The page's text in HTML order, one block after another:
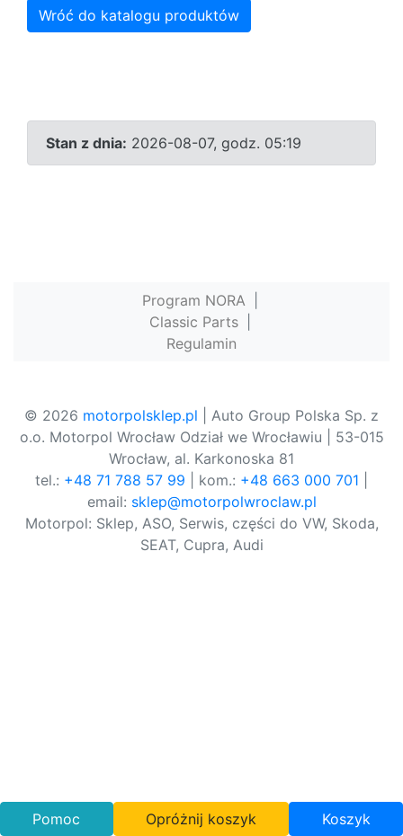
Wróć do katalogu produktów
Stan z dnia: 2026-08-07, godz. 05:19
Program NORA
Classic Parts
Regulamin
© 2026 motorpolsklep.pl | Auto Group Polska Sp. z
o.o. Motorpol Wrocław Odział we Wrocławiu | 53-015
Wrocław, al. Karkonoska 81
tel.: +48 71 788 57 99 | kom.: +48 663 000 701
email: sklep@motorpolwroclaw.pl
Motorpol: Sklep, ASO, Serwis, części do VW, Skoda,
SEAT, Cupra, Audi
Pomoc Opróżnij koszyk Koszyk